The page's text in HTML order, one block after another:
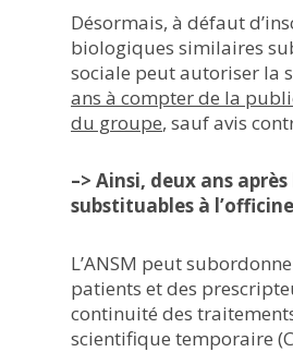
Désormais, à défaut
biologiques similaires
sociale peut autoriser la
ans à compter de la
du groupe, sauf avis
–> Ainsi, deux ans
substituables à
L’ANSM peut
patients et des
continuité des
scientifique temporaire